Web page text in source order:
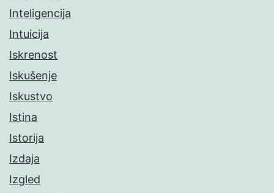
Inteligencija
Intuicija
Iskrenost
Iskušenje
Iskustvo
Istina
Istorija
Izdaja
Izgled